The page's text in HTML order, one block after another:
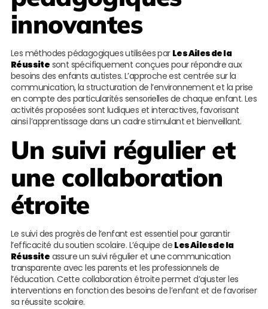
innovantes
Les méthodes pédagogiques utilisées par Les Ailes de la
Réussite sont spécifiquement conçues pour répondre aux
besoins des enfants autistes. L’approche est centrée sur la
communication, la structuration de l’environnement et la prise
en compte des particularités sensorielles de chaque enfant. Les
activités proposées sont ludiques et interactives, favorisant
ainsi l’apprentissage dans un cadre stimulant et bienveillant.
Un suivi régulier et
une collaboration
étroite
Le suivi des progrès de l’enfant est essentiel pour garantir
l’efficacité du soutien scolaire. L’équipe de Les Ailes de la
Réussite assure un suivi régulier et une communication
transparente avec les parents et les professionnels de
l’éducation. Cette collaboration étroite permet d’ajuster les
interventions en fonction des besoins de l’enfant et de favoriser
sa réussite scolaire.